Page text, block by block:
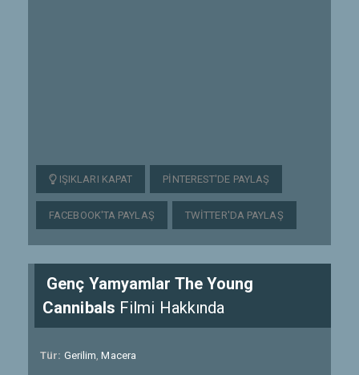
IŞIKLARI KAPAT PINTEREST'DE PAYLAŞ
FACEBOOK'TA PAYLAŞ TWITTER'DA PAYLAŞ
Genç Yamyamlar The Young
Cannibals Filmi Hakkında
Tür: Gerilim,Macera